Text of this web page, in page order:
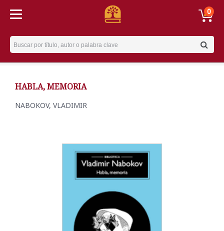
0
Username
HABLA, MEMORIA
NABOKOV, VLADIMIR